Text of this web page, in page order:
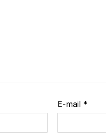
E-mail *